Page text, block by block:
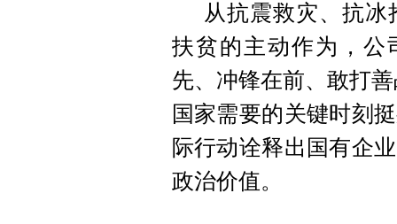
从抗震救灾、抗
扶贫的主动作为，公
先、冲锋在前、敢打
国家需要的关键时刻
际行动诠释出国有企
政治价值。